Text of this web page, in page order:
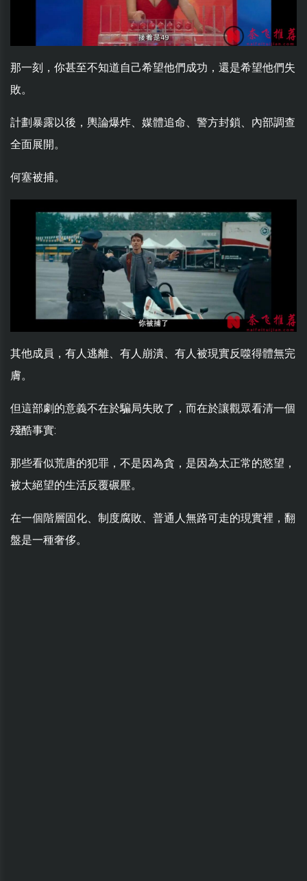
那一刻，你甚至不知道自己希望他們成功，還是希望他們失
敗。
計劃暴露以後，輿論爆炸、媒體追命、警方封鎖、內部調查
全面展開。
何塞被捕。
其他成員，有人逃離、有人崩潰、有人被現實反噬得體無完
膚。
但這部劇的意義不在於騙局失敗了，而在於讓觀眾看清一個
殘酷事實:
那些看似荒唐的犯罪，不是因為貪，是因為太正常的慾望，
被太絕望的生活反覆碾壓。
在一個階層固化、制度腐敗、普通人無路可走的現實裡，翻
盤是一種奢侈。